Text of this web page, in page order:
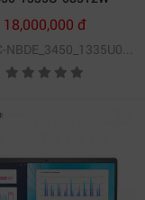
18,000,000 đ
MSP: MC-NBDE_3450_1335U08512W